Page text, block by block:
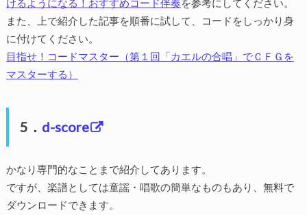
けるようになる！おすすめコード伴奏を参考にしてください。
また、上で紹介した記事を順番に試して、コードをしっかり身
に付けてください。
目指せ！コードマスター（第１回「カエルの合唱」でＣＦＧを
マスターする）
5． d-score
かなり専門的なことまで紹介してあります。
ですが、楽譜としては童謡・唱歌の簡単なものもあり、無料で
ダウンロードできます。